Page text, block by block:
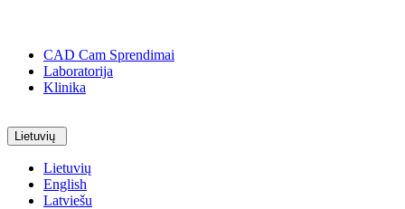
CAD Cam Sprendimai
Laboratorija
Klinika
Lietuvių
Lietuvių
English
Latviešu